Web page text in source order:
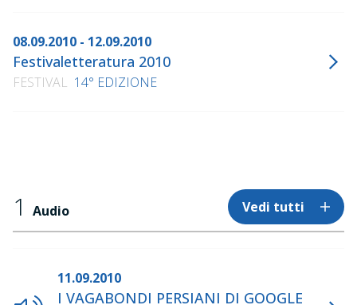
08.09.2010 - 12.09.2010
Festivaletteratura 2010
FESTIVAL 14° EDIZIONE
1 Audio Vedi tutti
11.09.2010
I VAGABONDI PERSIANI DI GOOGLE